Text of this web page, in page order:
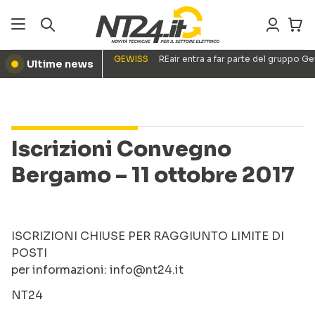
● Ultime news GEWISS REair entra a far parte del gruppo
Iscrizioni Convegno
Bergamo – 11 ottobre 2017
ISCRIZIONI CHIUSE PER RAGGIUNTO LIMITE DI
POSTI
per informazioni: info@nt24.it
NT24